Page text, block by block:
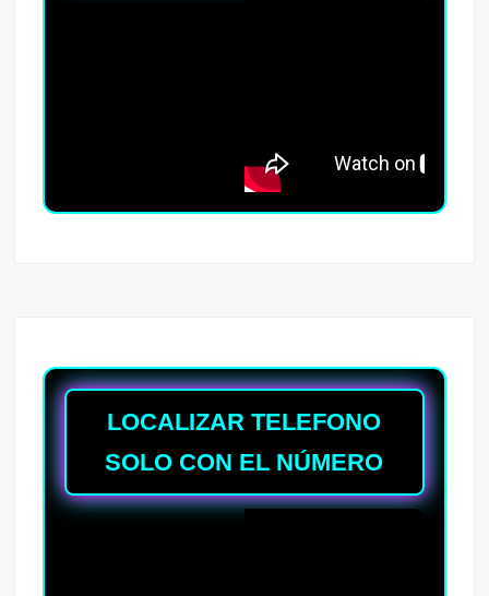
LOCALIZAR TELEFONO
SOLO CON EL NÚMERO